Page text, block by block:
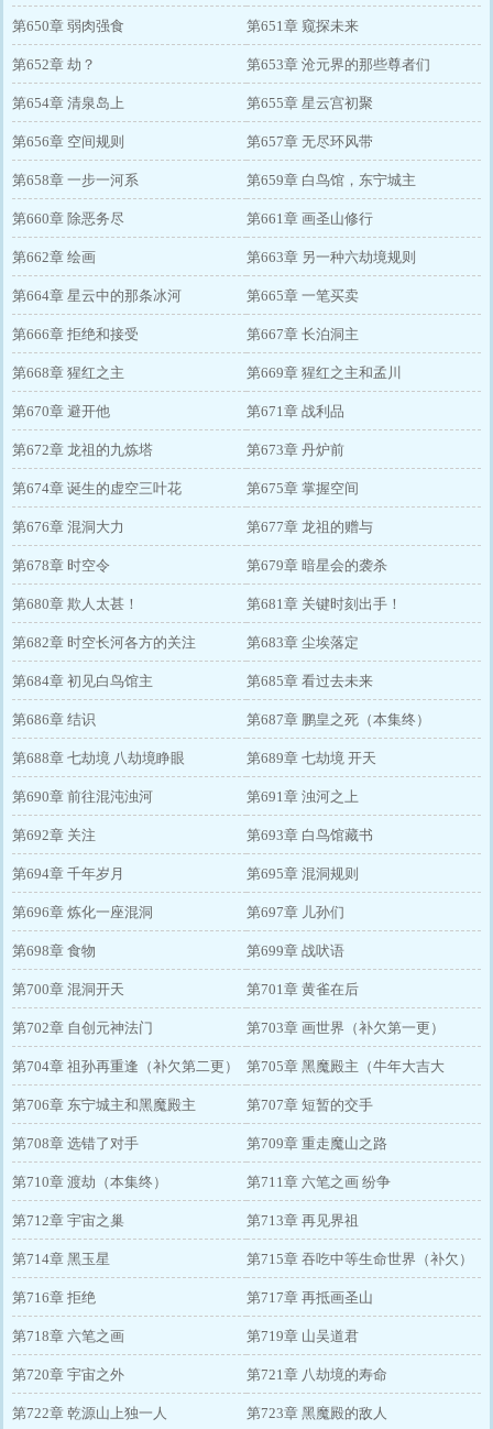
第650章 弱肉强食 第651章 窥探未来
第652章 劫？ 第653章 沧元界的那些尊者们
第654章 清泉岛上 第655章 星云宫初聚
第656章 空间规则 第657章 无尽环风带
第658章 一步一河系 第659章 白鸟馆，东宁城主
第660章 除恶务尽 第661章 画圣山修行
第662章 绘画 第663章 另一种六劫境规则
第664章 星云中的那条冰河 第665章 一笔买卖
第666章 拒绝和接受 第667章 长泊洞主
第668章 猩红之主 第669章 猩红之主和孟川
第670章 避开他 第671章 战利品
第672章 龙祖的九炼塔 第673章 丹炉前
第674章 诞生的虚空三叶花 第675章 掌握空间
第676章 混洞大力 第677章 龙祖的赠与
第678章 时空令 第679章 暗星会的袭杀
第680章 欺人太甚！ 第681章 关键时刻出手！
第682章 时空长河各方的关注 第683章 尘埃落定
第684章 初见白鸟馆主 第685章 看过去未来
第686章 结识 第687章 鹏皇之死（本集终）
第688章 七劫境 八劫境睁眼 第689章 七劫境 开天
第690章 前往混沌浊河 第691章 浊河之上
第692章 关注 第693章 白鸟馆藏书
第694章 千年岁月 第695章 混洞规则
第696章 炼化一座混洞 第697章 儿孙们
第698章 食物 第699章 战吠语
第700章 混洞开天 第701章 黄雀在后
第702章 自创元神法门 第703章 画世界（补欠第一更）
第704章 祖孙再重逢（补欠第二更） 第705章 黑魔殿主（牛年大吉大
利！）
第706章 东宁城主和黑魔殿主 第707章 短暂的交手
第708章 选错了对手 第709章 重走魔山之路
第710章 渡劫（本集终） 第711章 六笔之画 纷争
第712章 宇宙之巢 第713章 再见界祖
第714章 黑玉星 第715章 吞吃中等生命世界（补欠）
第716章 拒绝 第717章 再抵画圣山
第718章 六笔之画 第719章 山吴道君
第720章 宇宙之外 第721章 八劫境的寿命
第722章 乾源山上独一人 第723章 黑魔殿的敌人